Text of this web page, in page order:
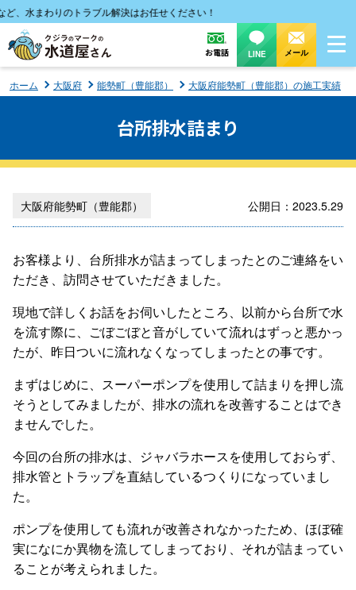
水まわりのトラブル解決はお任せください！
お電話 LINE メール
ホーム 大阪府 能勢町（豊能郡） 大阪府能勢町（豊能郡）の施工実績
台所排水詰まり
大阪府能勢町（豊能郡） 公開日：2023.5.29
お客様より、台所排水が詰まってしまったとのご連絡をい
ただき、訪問させていただきました。
現地で詳しくお話をお伺いしたところ、以前から台所で水
を流す際に、ごぼごぼと音がしていて流れはずっと悪かっ
たが、昨日ついに流れなくなってしまったとの事です。
まずはじめに、スーパーポンプを使用して詰まりを押し流
そうとしてみましたが、排水の流れを改善することはでき
ませんでした。
今回の台所の排水は、ジャバラホースを使用しておらず、
排水管とトラップを直結しているつくりになっていまし
た。
ポンプを使用しても流れが改善されなかったため、ほぼ確
実になにか異物を流してしまっており、それが詰まってい
ることが考えられました。